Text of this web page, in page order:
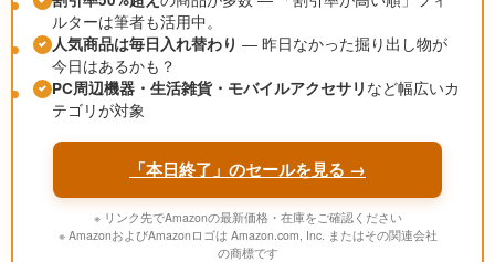
ルターは筆者も活用中。
人気商品は毎日入れ替わり ― 昨日なかった掘り出し物が
今日はあるかも？
PC周辺機器・生活雑貨・モバイルアクセサリ など幅広いカ
テゴリが対象
「本日終了」のセールを見る →
※ リンク先でAmazonの最新価格・在庫をご確認ください
※ AmazonおよびAmazonロゴは Amazon.com, Inc. またはその関連会社
の商標です